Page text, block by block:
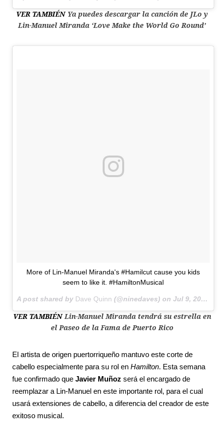
VER TAMBIÉN Ya puedes descargar la canción de JLo y
Lin-Manuel Miranda ‘Love Make the World Go Round’
More of Lin-Manuel Miranda's #Hamilcut cause you kids
seem to like it. #HamiltonMusical
A post shared by Dave Quinn (@ninedaves) on Jul 9, 2016 at 11:18pm PDT
VER TAMBIÉN Lin-Manuel Miranda tendrá su estrella en
el Paseo de la Fama de Puerto Rico
El artista de origen puertorriqueño mantuvo este corte de
cabello especialmente para su rol en Hamilton. Esta semana
fue confirmado que Javier Muñoz será el encargado de
reemplazar a Lin-Manuel en este importante rol, para el cual
usará extensiones de cabello, a diferencia del creador de este
exitoso musical.